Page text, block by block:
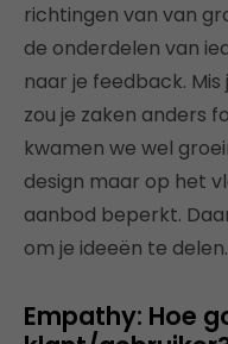
richtingen van van
de onderdelen van
naar je feedback.
zou je zaken anders
kwamen we wel
design maar op het
aanbod beperkt.
om je ideeën te delen.
Empathy: Hoe